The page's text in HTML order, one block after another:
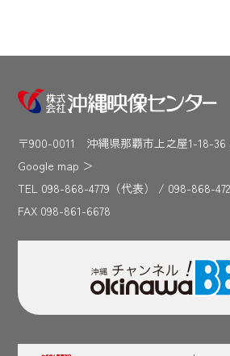
〒900-0011 沖縄県那覇市上之屋1-18-
Google map ＞
TEL 098-868-4779（代表） / 098-868-
FAX 098-861-6678